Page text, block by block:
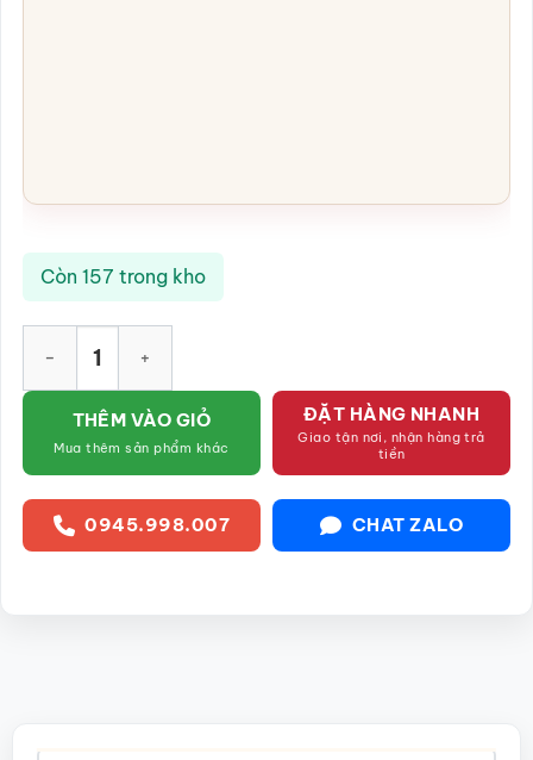
Còn 157 trong kho
THÊM VÀO GIỎ
Mua thêm sản phẩm khác
ĐẶT HÀNG NHANH
Giao tận nơi, nhận hàng trả
tiền
0945.998.007 CHAT ZALO